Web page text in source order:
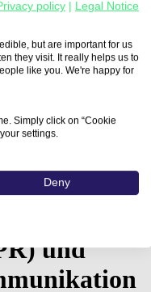
und
policy
Legal Notice
but are important for us
they visit. It really helps us to
like you. We're happy for
Simply click on “Cookie
settings.
Deny